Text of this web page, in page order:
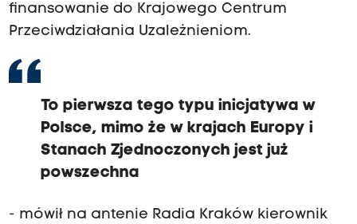
finansowanie do Krajowego Centrum
Przeciwdziałania Uzależnieniom.
To pierwsza tego typu inicjatywa w
Polsce, mimo że w krajach Europy i
Stanach Zjednoczonych jest już
powszechna
- mówił na antenie Radia Kraków kierownik